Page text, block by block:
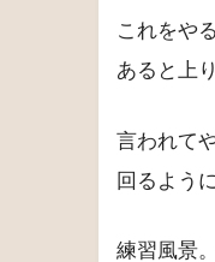
これをや
あると上
言われて
回るよう
練習風景